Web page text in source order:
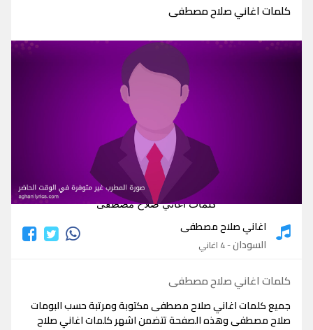
كلمات اغاني صلاح مصطفى
كلمات اغاني صلاح مصطفى
اغاني صلاح مصطفى
السودان- 4 اغاني
كلمات اغاني صلاح مصطفى
جميع كلمات اغاني صلاح مصطفى مكتوبة ومرتبة حسب البومات
صلاح مصطفى وهذه الصفحة تتضمن اشهر كلمات اغاني صلاح